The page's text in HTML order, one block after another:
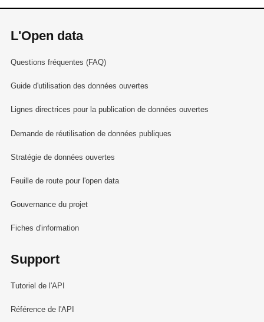
L'Open data
Questions fréquentes (FAQ)
Guide d'utilisation des données ouvertes
Lignes directrices pour la publication de données ouvertes
Demande de réutilisation de données publiques
Stratégie de données ouvertes
Feuille de route pour l'open data
Gouvernance du projet
Fiches d'information
Support
Tutoriel de l'API
Référence de l'API